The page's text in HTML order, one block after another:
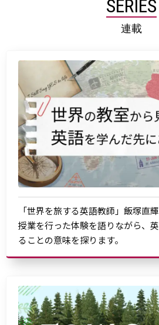
SERIES
連載
「世界を旅する英語教師」飯塚直
授業を行った体験を語りながら、
ることの意味を探ります。